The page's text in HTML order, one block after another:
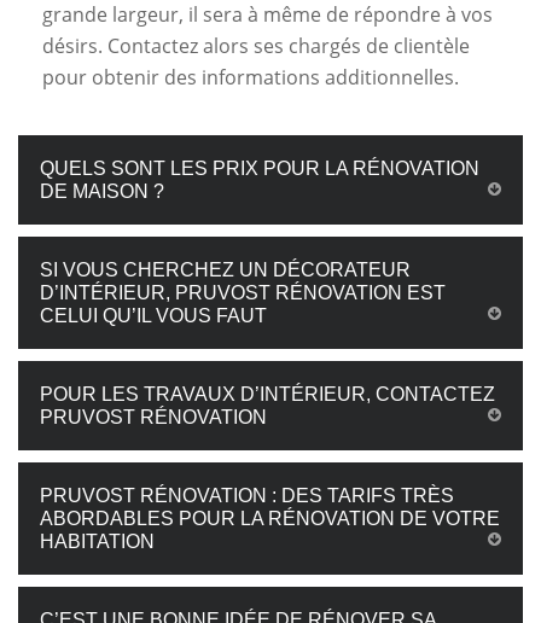
grande largeur, il sera à même de répondre à vos
désirs. Contactez alors ses chargés de clientèle
pour obtenir des informations additionnelles.
QUELS SONT LES PRIX POUR LA RÉNOVATION
DE MAISON ?
SI VOUS CHERCHEZ UN DÉCORATEUR
D’INTÉRIEUR, PRUVOST RÉNOVATION EST
CELUI QU’IL VOUS FAUT
POUR LES TRAVAUX D’INTÉRIEUR, CONTACTEZ
PRUVOST RÉNOVATION
PRUVOST RÉNOVATION : DES TARIFS TRÈS
ABORDABLES POUR LA RÉNOVATION DE VOTRE
HABITATION